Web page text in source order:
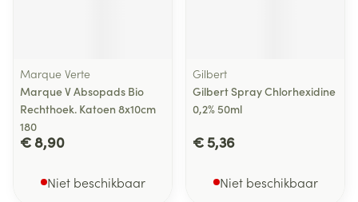
Marque Verte
Marque V Absopads Bio
Rechthoek. Katoen 8x10cm
180
€ 8,90
Niet beschikbaar
Gilbert
Gilbert Spray Chlorhexidine
0,2% 50ml
€ 5,36
Niet beschikbaar